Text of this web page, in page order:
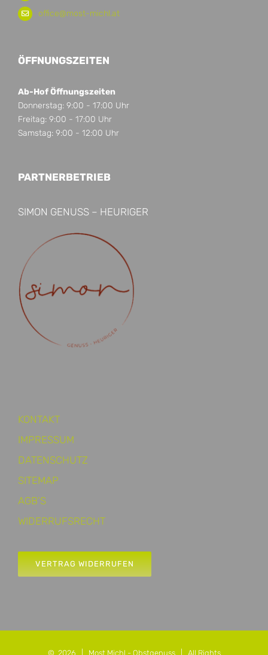
office@most-michl.at
ÖFFNUNGSZEITEN
Ab-Hof Öffnungszeiten
Donnerstag: 9:00 - 17:00 Uhr
Freitag: 9:00 - 17:00 Uhr
Samstag: 9:00 - 12:00 Uhr
PARTNERBETRIEB
SIMON GENUSS – HEURIGER
KONTAKT
IMPRESSUM
DATENSCHUTZ
SITEMAP
AGB’S
WIDERRUFSRECHT
VERTRAG WIDERRUFEN
© 2026 | Most Michl - Obstgenuss| All Rights